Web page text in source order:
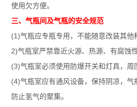
使用欠方便。
三、气瓶间及气瓶的安全规范
(1)气瓶应专瓶专用，不能随意改装其他
2)气瓶室严禁靠近火源、热源、有腐蚀
(3)气瓶室必须使用防爆开关和灯具，周
(4)气瓶室应有通风设备，保持阴凉，
防止氢气的聚集。